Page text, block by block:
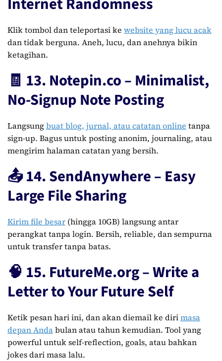
Klik tombol dan teleportasi ke website yang lucu acak
dan tidak berguna. Aneh, lucu, dan anehnya bikin
ketagihan.
🧾 13. Notepin.co – Minimalist,
No-Signup Note Posting
Langsungbuat blog, jurnal, atau catatan online tanpa
sign-up. Bagus untuk posting anonim, journaling, atau
mengirim halaman catatan yang bersih.
📤 14. SendAnywhere – Easy
Large File Sharing
Kirim file besar (hingga 10GB) langsung antar
perangkat tanpa login. Bersih, reliable, dan sempurna
untuk transfer tanpa batas.
🧠 15. FutureMe.org – Write a
Letter to Your Future Self
Ketik pesan hari ini, dan akan diemail ke dirimasa
depan Andabulan atau tahun kemudian. Tool yang
powerful untuk self-reflection, goals, atau bahkan
jokes dari masa lalu.